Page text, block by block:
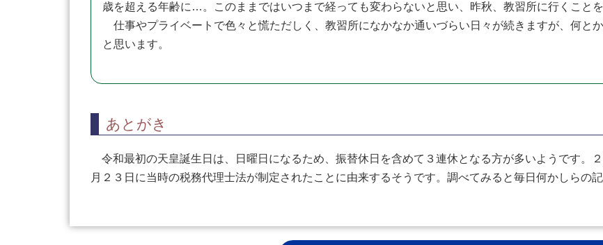
歳を超える年齢に…。このままではいつまで経っても変わらないと思い、昨秋、教習所に行くことを
仕事やプライベートで色々と慌ただしく、教習所になかなか通いづらい日々が続きますが、何と
と思います。
あとがき
令和最初の天皇誕生日は、日曜日になるため、振替休日を含めて３連休となる方が多いようです。
月２３日に当時の税務代理士法が制定されたことに由来するそうです。調べてみると毎日何かしらの